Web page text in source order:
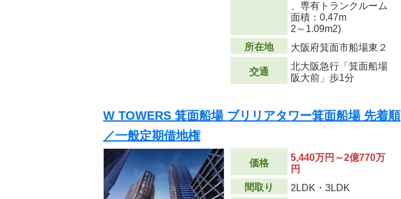
、専有トランクルーム
面積：0.47m
2 ～1.09m2)
所在地
大阪府箕面市船場東２
交通
北大阪急行「箕面船場
阪大前」歩1分
W TOWERS 箕面船場 ブリリアタワー箕面船場 先着順
／一般定期借地権
価格
5,440万円～2億770万
円
間取り
2LDK・3LDK